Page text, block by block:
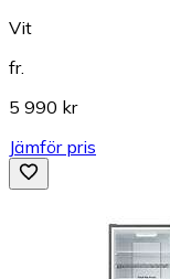
Vit
fr.
5 990 kr
Jämför pris